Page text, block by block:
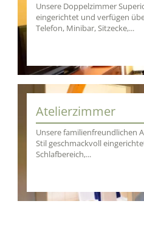
Unsere Doppelzimmer
eingerichtet und verfügen
Telefon, Minibar, Sitzecke,...
Atelierzimmer
Unsere familienfreundlichen
Stil geschmackvoll
Schlafbereich,...